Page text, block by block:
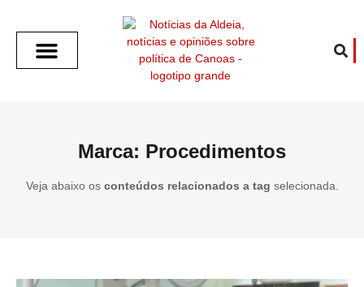
Marca: Procedimentos
Veja abaixo os conteúdos relacionados a tag selecionada.